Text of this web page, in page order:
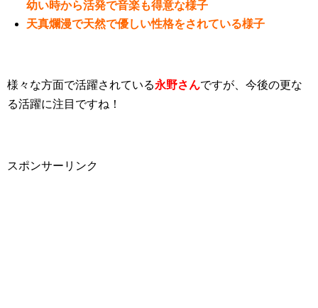
幼い時から活発で音楽も得意な様子
天真爛漫で天然で優しい性格をされている様子
様々な方面で活躍されている永野さんですが、今後の更な
る活躍に注目ですね！
スポンサーリンク